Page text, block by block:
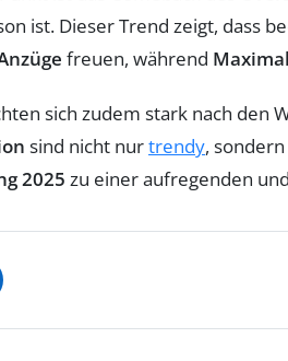
ist. Dieser Trend zeigt, dass
freuen, während
sich zudem stark nach den
sind nicht nurtrendy,
2025 zu einer aufregenden